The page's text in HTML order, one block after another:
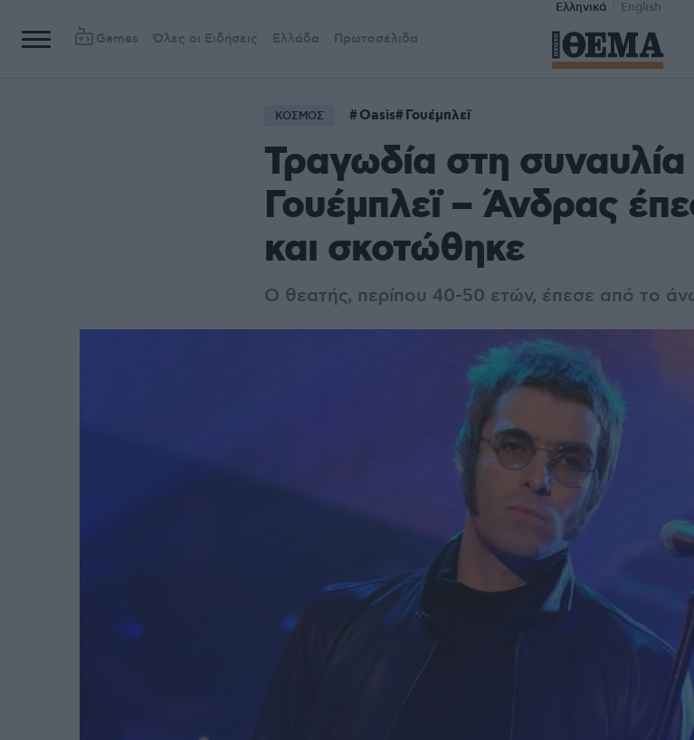
Ελληνικά English
Games Όλες οι Ειδήσεις Ελλάδα Πρωτοσέλιδα
ΚΟΣΜΟΣ Oasis Γουέμπλεϊ
Τραγωδία στη
Γουέμπλεϊ – Άνδρας
και σκοτώθηκε
Ο θεατής, περίπου 40-50 ετών, έπεσε από το